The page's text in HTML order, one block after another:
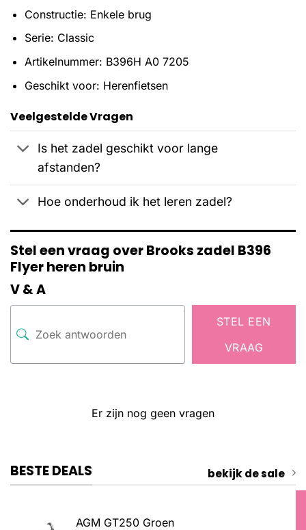
Constructie: Enkele brug
Serie: Classic
Artikelnummer: B396H A0 7205
Geschikt voor: Herenfietsen
Veelgestelde Vragen
Is het zadel geschikt voor lange
afstanden?
Hoe onderhoud ik het leren zadel?
Stel een vraag over Brooks zadel B396
Flyer heren bruin
V & A
STEL EEN
VRAAG
Er zijn nog geen vragen
BESTE DEALS bekijk de sale
AGM GT250 Groen